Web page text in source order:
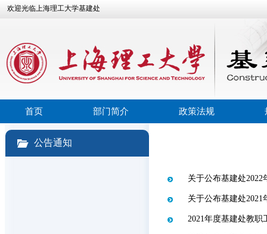
欢迎光临上海理工大学基建处
首页 部门简介 政策法规
公告通知
关于公布基建处2022
关于公布基建处2021
2021年度基建处教职